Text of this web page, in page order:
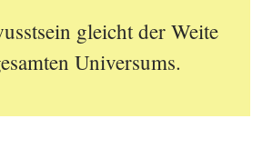
gleicht der Weite
Universums.